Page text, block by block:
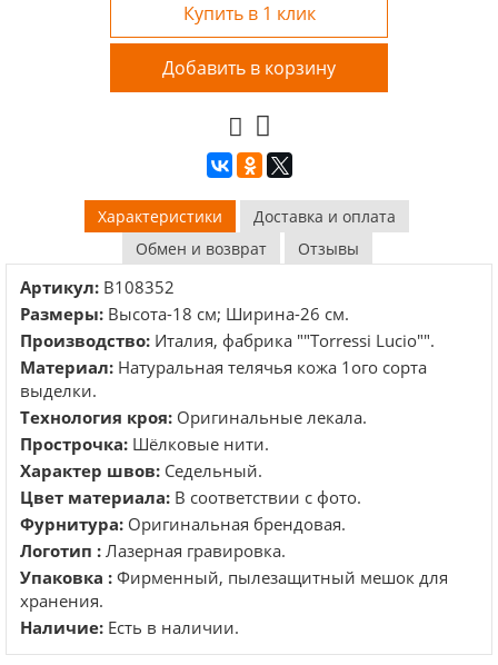
Купить в 1 клик
Добавить в корзину
Характеристики
Доставка и оплата
Обмен и возврат
Отзывы
Артикул: B108352
Размеры: Высота-18 см; Ширина-26 см.
Производство: Италия, фабрика ""Torressi Lucio"".
Материал: Натуральная телячья кожа 1ого сорта
выделки.
Технология кроя: Оригинальные лекала.
Прострочка: Шёлковые нити.
Характер швов: Седельный.
Цвет материала: В соответствии с фото.
Фурнитура: Оригинальная брендовая.
Логотип : Лазерная гравировка.
Упаковка : Фирменный, пылезащитный мешок для
хранения.
Наличие: Есть в наличии.